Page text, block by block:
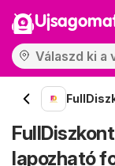
lapozható